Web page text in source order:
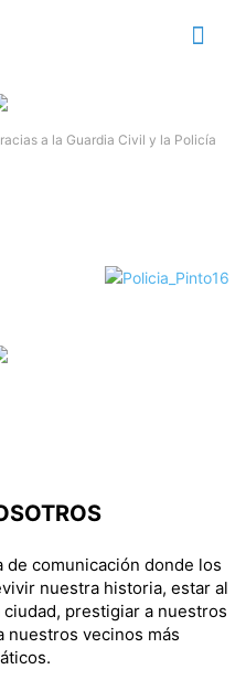
a la Guardia Civil y la Policía
de comunicación donde los
nuestra historia, estar al
prestigiar a nuestros
nuestros vecinos más